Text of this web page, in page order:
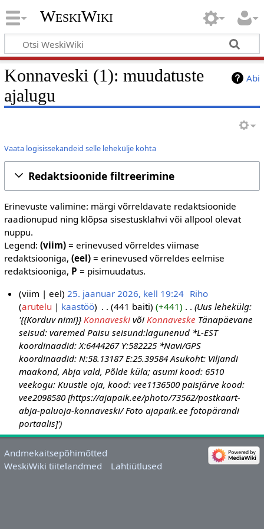
WeskiWiki
Abi
Konnaveski (1): muudatuste
ajalugu
Vaata logisissekandeid selle lehekülje kohta
Redaktsioonide filtreerimine
Erinevuste valimine: märgi võrreldavate redaktsioonide
raadionupud ning klõpsa sisestusklahvi või allpool olevat
nuppu.
Legend: (viim)= erinevused võrreldes viimase
redaktsiooniga, (eel)= erinevused võrreldes eelmise
redaktsiooniga, P = pisimuudatus.
0
2
viim eel 25. jaanuar 2026, kell 19:24 Riho
arutelu
kaastöö 441 baiti +441
Uus lehekülg:
'{{Korduv nimi}}Konnaveski võiKonnaveske Tänapäevane
seisud: varemed Paisu seisund:lagunenud *L-EST
koordinaadid: X:6444267 Y:582225 *Navi/GPS
koordinaadid: N:58.13187 E:25.39584 Asukoht: Viljandi
maakond, Abja vald, Põlde küla; asumi kood: 6510
veekogu: Kuustle oja, kood: vee1136500 paisjärve kood:
vee2098580 [https://ajapaik.ee/photo/73562/postkaart-
abja-paluoja-konnaveski/ Foto ajapaik.ee fotopärandi
portaalis]'
Andmekaitsepõhimõtted
WeskiWiki tiitelandmed
Lahtiütlused